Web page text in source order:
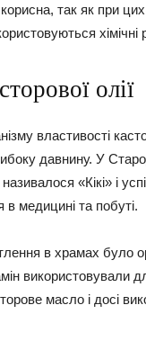
так як при цих
хімічні
олії
властивості
давнину. У
«Кікі» і
в медицині та побуті.
в храмах було
використовували
масло і досі